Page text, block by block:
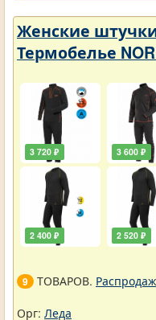
Женские
Термобелье
3 720 ₽
2 400 ₽
3 600 ₽
2 520 ₽
9 ТОВАРОВ.
Орг: Леда